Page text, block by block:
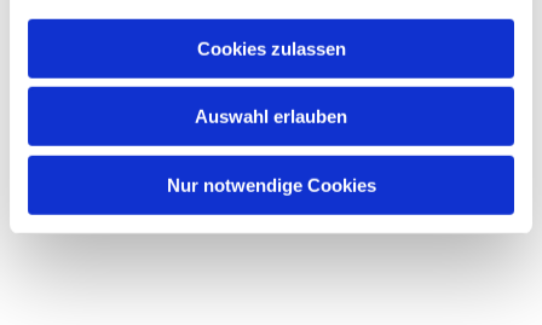
Cookies zulassen
Auswahl erlauben
Nur notwendige Cookies